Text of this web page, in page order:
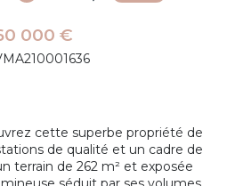
000 €
cette superbe propriété de
de qualité et un cadre de
terrain de 262 m² et exposée